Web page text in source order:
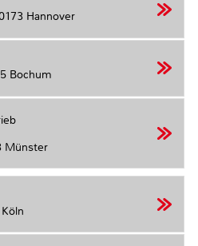
Hannover
Bochum
Münster